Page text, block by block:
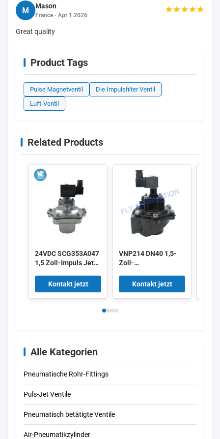
M Mason
France · Apr 1.2026
Great quality
Product Tags
Pulse Magnetventil
Die Impulsfilter Ventil
Luft-Ventil
Related Products
24VDC SCG353A047
1,5 Zoll-Impuls Jet
Kontakt jetzt
VNP214 DN40 1,5-
Zoll-
220/50 Aluminium-
Puls
Kontakt jetzt
Alle Kategorien
Pneumatische Rohr-Fittings
Puls-Jet Ventile
Pneumatisch betätigte Ventile
Air-Pneumatikzylinder